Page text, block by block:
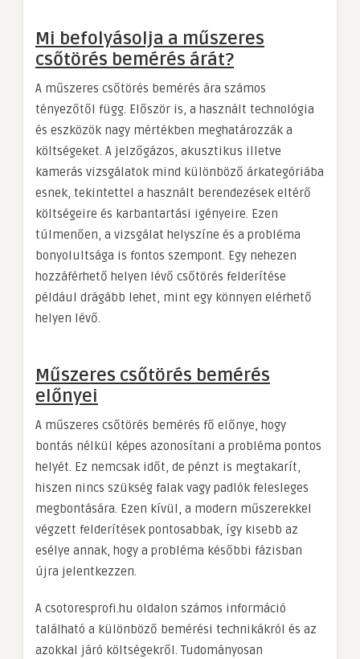
Mi befolyásolja a műszeres
csőtörés bemérés árát?
A műszeres csőtörés bemérés ára számos
tényezőtől függ. Először is, a használt technológia
és eszközök nagy mértékben meghatározzák a
költségeket. A jelzőgázos, akusztikus illetve
kamerás vizsgálatok mind különböző árkategóriába
esnek, tekintettel a használt berendezések eltérő
költségeire és karbantartási igényeire. Ezen
túlmenően, a vizsgálat helyszíne és a probléma
bonyolultsága is fontos szempont. Egy nehezen
hozzáférhető helyen lévő csőtörés felderítése
például drágább lehet, mint egy könnyen elérhető
helyen lévő.
Műszeres csőtörés bemérés
előnyei
A műszeres csőtörés bemérés fő előnye, hogy
bontás nélkül képes azonosítani a probléma pontos
helyét. Ez nemcsak időt, de pénzt is megtakarít,
hiszen nincs szükség falak vagy padlók felesleges
megbontására. Ezen kívül, a modern műszerekkel
végzett felderítések pontosabbak, így kisebb az
esélye annak, hogy a probléma későbbi fázisban
újra jelentkezzen.
A csotoresprofi.hu oldalon számos információ
található a különböző bemérési technikákról és az
azokkal járó költségekről. Tudományosan